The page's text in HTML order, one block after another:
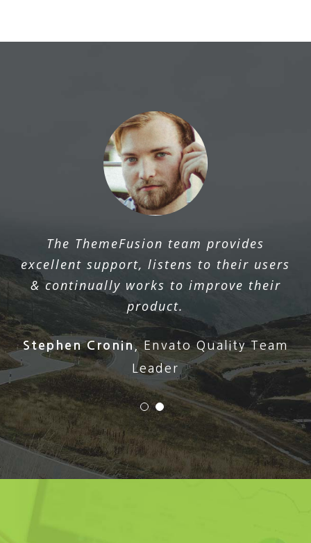
The ThemeFusion team provides
excellent support, listens to their users
& continually works to improve their
product.
Stephen Cronin,Envato Quality Team
Leader